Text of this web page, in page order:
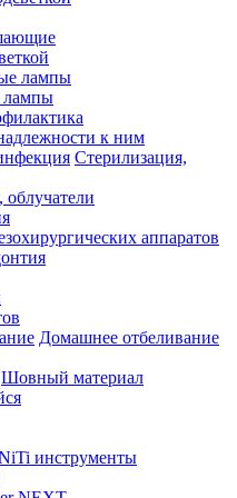
лампы
к ним
Стерилизация,
облучатели
аппаратов
Домашнее отбеливание
Шовный материал
инструменты